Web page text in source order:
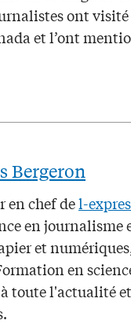
ont
et l’ont
Bergeron
en chef del-
en journalisme
et
en
toute l'actualité